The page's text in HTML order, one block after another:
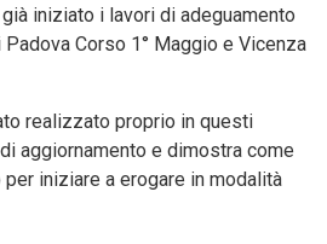
iniziato i lavori di adeguamento
Corso 1° Maggio e Vicenza
realizzato proprio in questi
aggiornamento e dimostra come
iniziare a erogare in modalità